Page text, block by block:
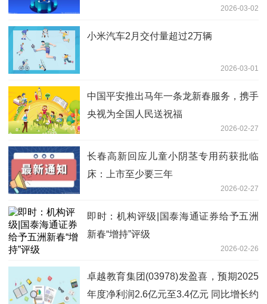
2026-03-02
小米汽车2月交付量超过2万辆
2026-03-01
中国平安推出马年一条龙新春服务，携手
央视为全国人民送祝福
2026-02-27
长春高新回应儿童小阴茎专用药获批临
床：上市至少要三年
2026-02-27
即时：机构评级|国泰海通证券给予五洲
新春“增持”评级
2026-02-26
卓越教育集团(03978)发盈喜，预期2025
年度净利润2.6亿元至3.4亿元 同比增长约